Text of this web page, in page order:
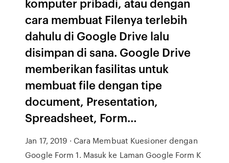
cara membuat Filenya terlebih
dahulu di Google Drive lalu
disimpan di sana. Google Drive
memberikan fasilitas untuk
membuat file dengan tipe
document, Presentation,
Spreadsheet, Form…
Jan 17, 2019 · Cara Membuat Kuesioner dengan
Google Form 1. Masuk ke Laman Google Form K